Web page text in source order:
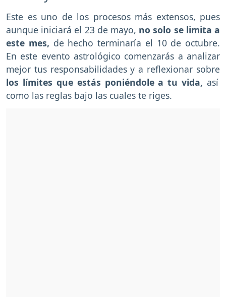
Este es uno de los procesos más extensos, pues
aunque iniciará el 23 de mayo, no solo se limita a
este mes, de hecho terminaría el 10 de octubre.
En este evento astrológico comenzarás a analizar
mejor tus responsabilidades y a reflexionar sobre
los límites que estás poniéndole a tu vida, así
como las reglas bajo las cuales te riges.